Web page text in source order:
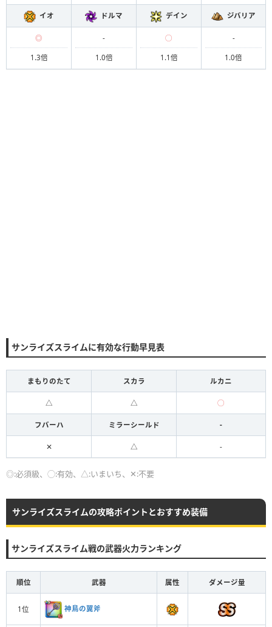
イオ ドルマ デイン ジバリア
◎
1.3倍
-
1.0倍
◯
1.1倍
-
1.0倍
サンライズスライムに有効な行動早見表
まもりのたて スカラ ルカニ
△ △ ◯
フバーハ ミラーシールド -
✕ △ -
◎:必須級、◯:有効、△:いまいち、✕:不要
サンライズスライムの攻略ポイントとおすすめ装備
サンライズスライム戦の武器火力ランキング
順位 武器 属性 ダメージ量
1位 神鳥の翼斧